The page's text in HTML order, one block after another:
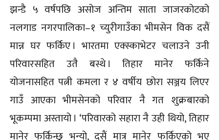
झन्डै ५ वर्षपछि असोज अन्तिम साता जाजरकोटको
नलगाड नगरपालिका–१ च्युरीगाउँका भीमसेन विक दसैं
मान्न घर फर्किए । भारतमा एक्स्काभेटर चलाउने उनी
परिवारसहित उतै बस्थे । तिहार मानेर फर्किने
योजनासहित पत्नी कमला र ४ वर्षीय छोरा सञ्जय लिएर
गाउँ आएका भीमसेनको परिवार नै गत शुक्रबारको
भूकम्पमा अस्तायो । ‘परिवारको सहारा नै उही थियो, तिहार
मानेर फर्किन्छु भन्यो, दसैं मात्र मानेर फर्किएको भए